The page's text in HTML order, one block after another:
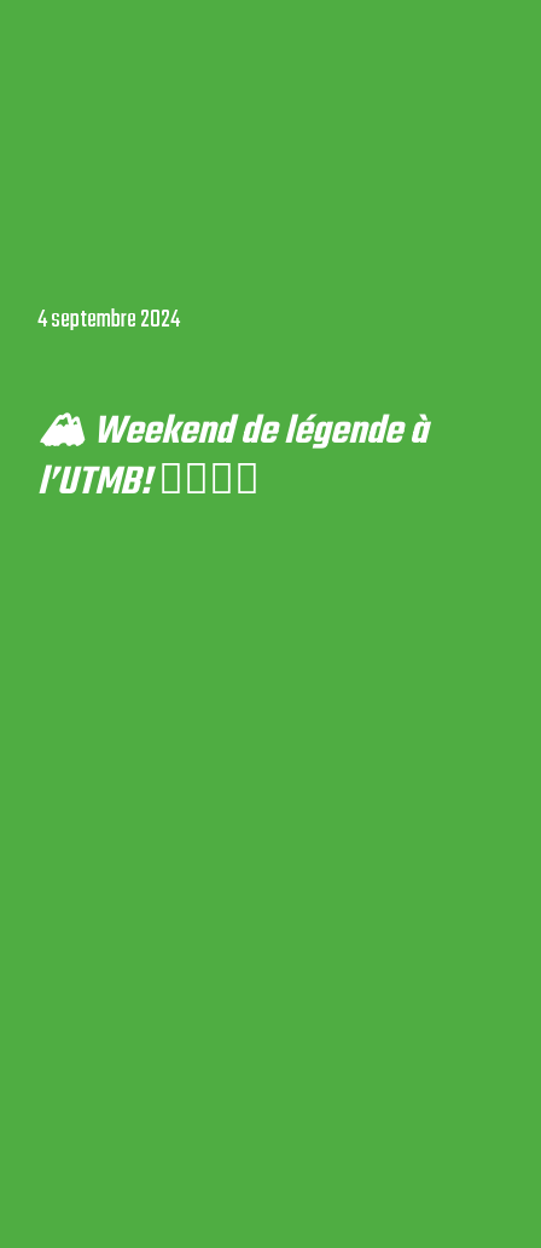
4 septembre 2024
🏔️ Weekend de légende à
l’UTMB! 🏃‍♂️🏃‍♀️